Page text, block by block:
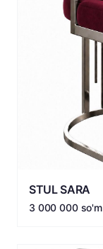
STUL SARA
3 000 000 so'm